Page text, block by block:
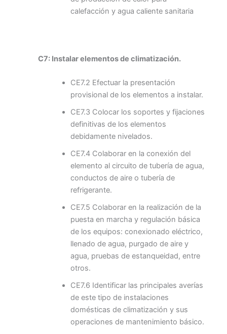
calefacción y agua caliente sanitaria
C7: Instalar elementos de climatización.
CE7.2 Efectuar la presentación
provisional de los elementos a instalar.
CE7.3 Colocar los soportes y fijaciones
definitivas de los elementos
debidamente nivelados.
CE7.4 Colaborar en la conexión del
elemento al circuito de tubería de agua,
conductos de aire o tubería de
refrigerante.
CE7.5 Colaborar en la realización de la
puesta en marcha y regulación básica
de los equipos: conexionado eléctrico,
llenado de agua, purgado de aire y
agua, pruebas de estanqueidad, entre
otros.
CE7.6 Identificar las principales averías
de este tipo de instalaciones
domésticas de climatización y sus
operaciones de mantenimiento básico.